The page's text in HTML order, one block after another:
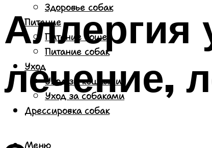
Здоровье собак
Питание
Питание кошек
Питание собак
Уход
Уход за кошками
Уход за собаками
Дрессировка собак
Меню
Аллергия
лечение,